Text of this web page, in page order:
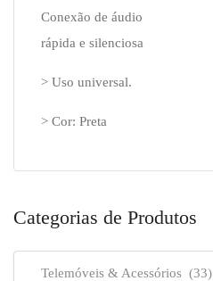
Conexão de áudio
rápida e silenciosa
> Uso universal.
> Cor: Preta
Categorias de Produtos
Telemóveis & Acessórios (33)